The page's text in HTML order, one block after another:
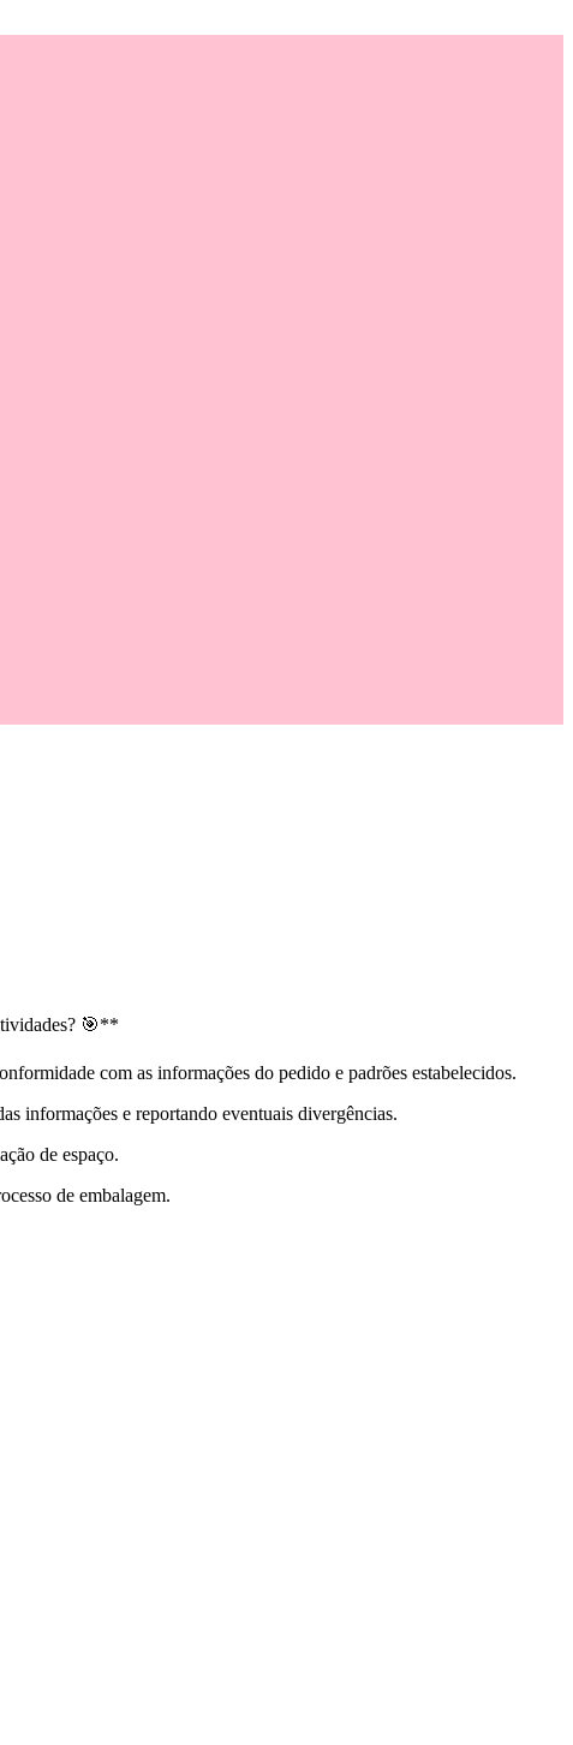
🎯**
com as informações do pedido e padrões estabelecidos.
informações e reportando eventuais divergências.
de espaço.
de embalagem.